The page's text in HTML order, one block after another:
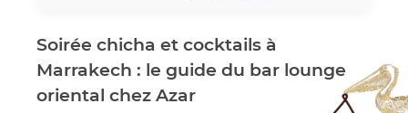
Soirée chicha et cocktails à
Marrakech : le guide du bar lounge
oriental chez Azar